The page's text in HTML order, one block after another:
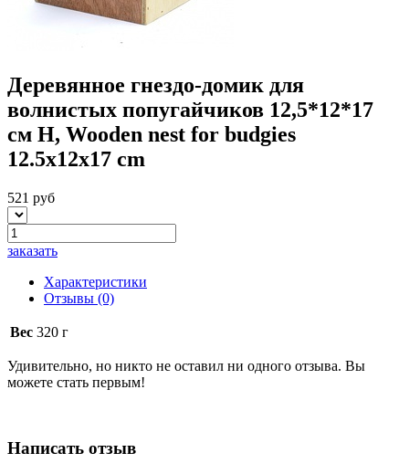
Деревянное гнездо-домик для
волнистых попугайчиков 12,5*12*17
см H, Wooden nest for budgies
12.5x12x17 cm
521 руб
заказать
Характеристики
Отзывы (0)
Вес 320 г
Удивительно, но никто не оставил ни одного отзыва. Вы
можете стать первым!
Написать отзыв